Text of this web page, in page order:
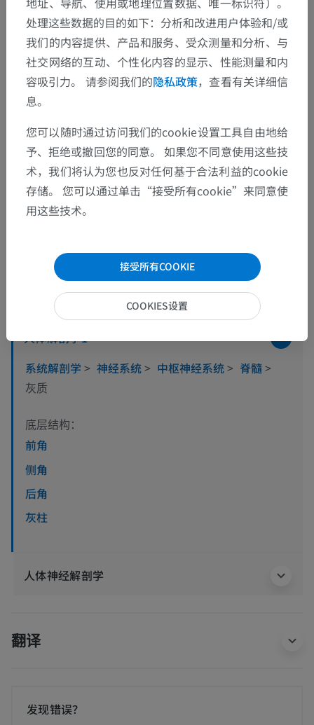
人体解剖学1
系统解剖学 > 神经系统> 中枢神经系统> 脊髓>
灰质
底层结构：
前角
侧角
后角
灰柱
人体神经解剖学
翻译
发现错误？
处理这些数据的目的如下：分析和改进用户体验和/或
我们的内容提供、产品和服务、受众测量和分析、与
社交网络的互动、个性化内容的显示、性能测量和内
容吸引力。 请参阅我们的隐私政策，查看有关详细信
息。
您可以随时通过访问我们的cookie设置工具自由地给
予、拒绝或撤回您的同意。 如果您不同意使用这些技
术，我们将认为您也反对任何基于合法利益的cookie
存储。 您可以通过单击“接受所有cookie”来同意使
用这些技术。
接受所有COOKIE
COOKIES设置